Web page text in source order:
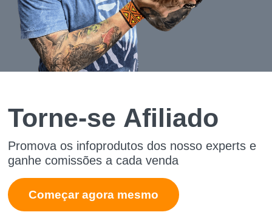
Torne-se Afiliado
Promova os infoprodutos dos nosso experts e
ganhe comissões a cada venda
Começar agora mesmo